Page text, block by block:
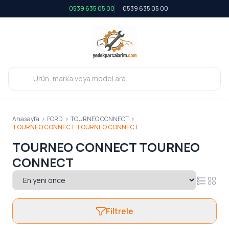
0539 635 05 00 0539 635 05 00
Anasayfa > FORD > TOURNEO CONNECT >
TOURNEO CONNECT TOURNEO CONNECT
TOURNEO CONNECT TOURNEO
CONNECT
Filtrele